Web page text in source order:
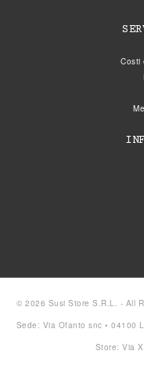
Costi
© 2026 Susi Store S.R.L. - All
Sede: Via Ofanto snc • 04100
Store: Via